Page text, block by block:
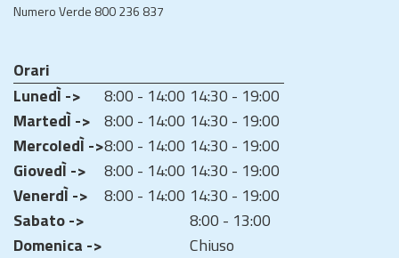
Numero Verde 800 236 837
Orari
LunedÌ ->
8:00 - 14:00 14:30 - 19:00
MartedÌ -> 8:00 - 14:00 14:30 - 19:00
MercoledÌ ->8:00 - 14:00 14:30 - 19:00
GiovedÌ ->
8:00 - 14:00 14:30 - 19:00
VenerdÌ ->
8:00 - 14:00 14:30 - 19:00
Sabato ->
8:00 - 13:00
Domenica ->
Chiuso